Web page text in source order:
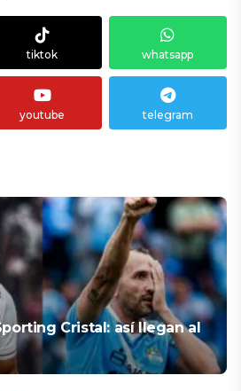
tiktok whatsapp
youtube telegram
Cristal: así llegan al